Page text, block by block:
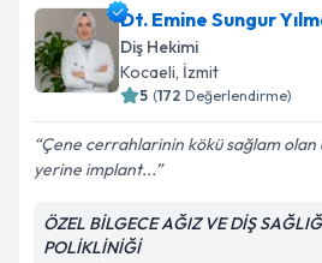
Dt. Emine Sungur
Diş Hekimi
Kocaeli, İzmit
5 (172 Değerlendirme)
Çene cerrahlarinin kökü sağlam olan
yerine implant...
ÖZEL BİLGECE AĞIZ VE DİŞ
POLİKLİNİĞİ